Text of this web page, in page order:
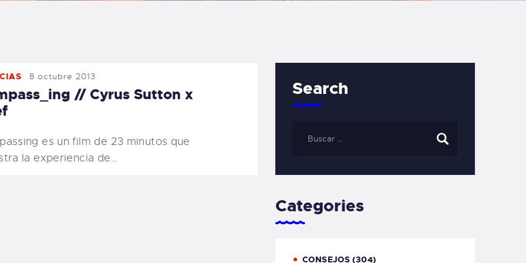
CARRITO
FAMILY
8 octubre 2013
// Cyrus Sutton x
es un film de 23 minutos que
la experiencia de…
Search
Categories
CONSEJOS (304)